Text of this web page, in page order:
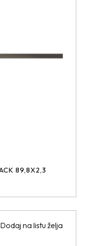
89,8X2,3
Dodaj na listu želja